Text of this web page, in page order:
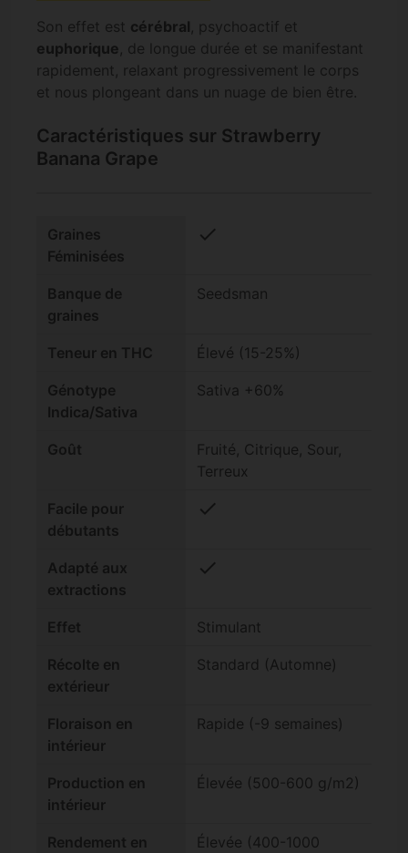
Son effet est cérébral , psychoactif et
euphorique , de longue durée et se manifestant
rapidement, relaxant progressivement le corps
et nous plongeant dans un nuage de bien être.
Caractéristiques sur Strawberry
Banana Grape
Graines
Féminisées
check
Banque de
graines
Seedsman
Teneur en THC Élevé (15-25%)
Génotype
Indica/Sativa
Sativa +60%
Goût
Fruité, Citrique, Sour,
Terreux
Facile pour
débutants
check
Adapté aux
extractions
check
Effet Stimulant
Récolte en
extérieur
Standard (Automne)
Floraison en
intérieur
Rapide (-9 semaines)
Production en
intérieur
Élevée (500-600 g/m2)
Rendement en Élevée (400-1000